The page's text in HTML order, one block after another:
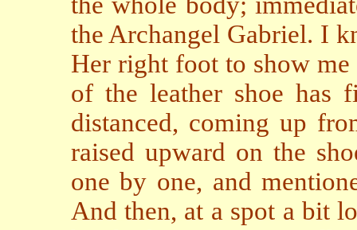
the Archangel Gabriel. I
Her right foot to show
of the leather shoe has
distanced, coming up
raised upward on the
one by one, and
And then, at a spot a bit